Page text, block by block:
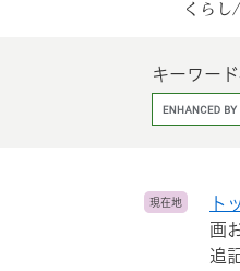
くらし
キーワー
G
o
l
現在地 ト
画
追